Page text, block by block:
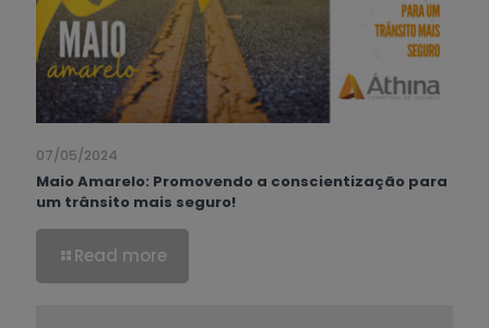
07/05/2024
Maio Amarelo: Promovendo a conscientização para
um trânsito mais seguro!
Read more